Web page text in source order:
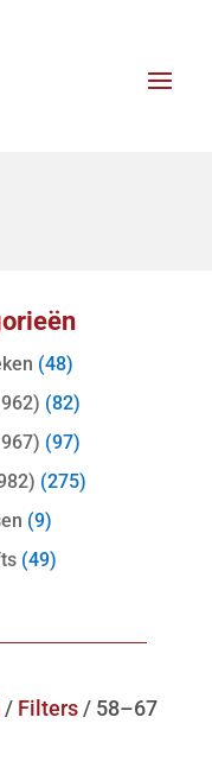
(48)
(82)
(97)
(275)
(9)
(49)
/ Filters/ 58–67